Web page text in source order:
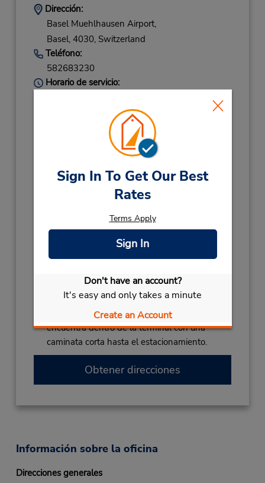
Sign In To Get Our Best
Rates
Terms Apply
Sign In
Don't have an account?
It's easy and only takes a minute
Create an Account
Dirección:
Basel Muehlhausen Airport,
Basel, 4030, Switzerland
Teléfono:
582683230
Horario de servicio:
11:00 PM; Sat 8:00 AM - 11:00 PM
CHRISTMAS DAYDecember 25 closed
CHRISTMAS EVE
December 24 08:00AM
- 04:00PM
NEW YEARS DAYJanuary 1 closed
NEW YEARS DAYJanuary 2 08:00AM
- 08:00PM
- 04:00PM
Ubicación para depositar llaves
Si llega en avión, el mostrador de alquiler se
encuentra dentro de la terminal con una
caminata corta hasta el estacionamiento.
Obtener direcciones
Información sobre la oficina
Direcciones generales